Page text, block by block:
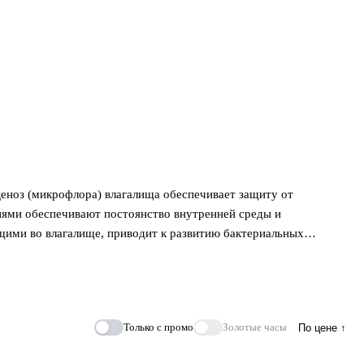
(микрофлора) влагалища обеспечивает защиту от
обеспечивают постоянство внутренней среды и
во влагалище, приводит к развитию бактериальных
другие. Дисбаланс микрофлоры может быть следствием
Только с промо Золотые часы По цене ↑